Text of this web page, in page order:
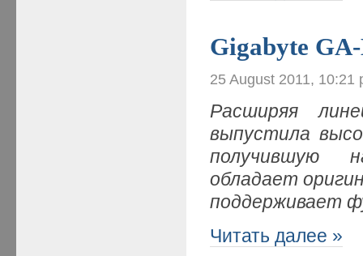
Gigabyte
25 August 2011, 10:21
Расширяя
выпустила
получившую
обладает
поддерживает
Читать далее »